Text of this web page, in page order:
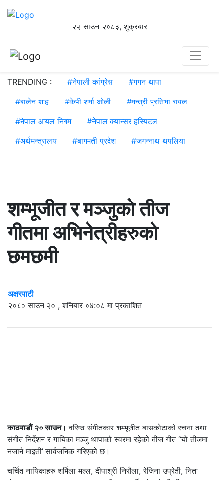
२२ साउन २०८३, शुक्रबार
TRENDING : #नेपाली कांग्रेस #गगन थापा
#बालेन शाह #केपी शर्मा ओली #मन्त्री प्रतिभा रावल
#नेपाल आयल निगम #नेपाल क्यान्सर हस्पिटल
#अर्थमन्त्रालय #बागमती प्रदेश #जगन्नाथ थपलिया
शम्भूजीत र मञ्जुको तीज
गीतमा अभिनेत्रीहरुको
छमछमी
अक्षरपाटी
२०८० साउन २० , शनिबार ०४:०८ मा प्रकाशित
काठमाडौं २० साउन। वरिष्ठ संगीतकार शम्भूजीत बासकोटाको रचना तथा
संगीत निर्देशन र गायिका मञ्जु थापाको स्वरमा रहेको तीज गीत ‘‘यो तीजमा
नजाने माइती’ सार्वजनिक गरिएको छ।
चर्चित नायिकाहरु शर्मिला मल्ल, दीपाश्री निरौला, रेजिना उप्रेती, निता